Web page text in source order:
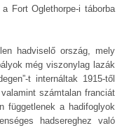
Fort Oglethorpe-i táborba
hadviselő ország, mely
még viszonylag lazák
t internáltak 1915-től
számtalan franciát
függetlenek a hadifoglyok
hadsereghez való